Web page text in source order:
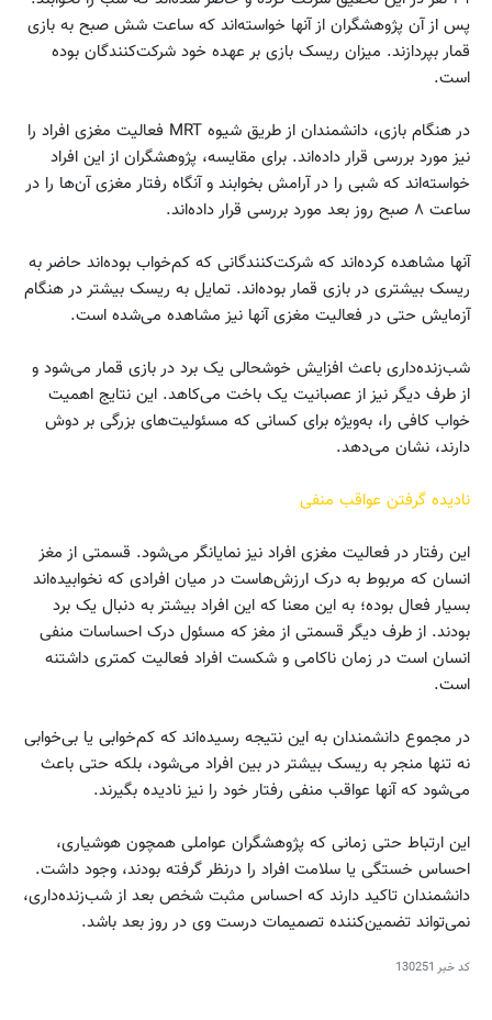
پس از آن پژوهشگران از آنها خواسته‌اند که ساعت شش صبح به بازی
قمار بپردازند. میزان ریسک بازی بر عهده‌ خود شرکت‌کنندگان بوده
است.
در هنگام بازی، دانشمندان از طریق شیوه‌ MRT فعالیت مغزی افراد را
نیز مورد بررسی قرار داد‌ه‌اند. برای مقایسه، پژوهشگران از این افراد
خواسته‌اند که شبی را در آرامش بخوابند و آنگاه رفتار مغزی آن‌ها را در
ساعت ۸ صبح روز بعد مورد بررسی قرار داد‌ه‌اند.
آنها مشاهده کرده‌اند که شرکت‌کنندگانی که کم‌خواب بوده‌‌اند حاضر به
ریسک بیشتری در بازی قمار بوده‌اند. تمایل به ریسک بیشتر در هنگام
آزمایش حتی در فعالیت مغزی آنها نیز مشاهده می‌شده است.
شب‌زنده‌داری باعث افزایش خوشحالی یک برد در بازی قمار می‌شود و
از طرف دیگر نیز از عصبانیت یک باخت می‌کاهد. این نتایج اهمیت
خواب کافی را، به‌ویژه برای کسانی که مسئولیت‌های بزرگی بر دوش
دارند، نشان می‌دهد.
نادیده گرفتن عواقب منفی
این رفتار در فعالیت مغزی افراد نیز نمایانگر می‌شود. قسمتی از مغز
انسان که مربوط به درک ارزش‌هاست در میان افرادی که نخوابیده‌اند
بسیار فعال بوده؛ به این معنا که این افراد بیشتر به دنبال یک برد
بودند. از طرف دیگر قسمتی از مغز که مسئول درک احساسات منفی
انسان است در زمان ناکامی و شکست افراد فعالیت کمتری داشتنه
است.
در مجموع دانشمندان به این نتیجه رسیده‌اند که کم‌خوابی یا بی‌خوابی
نه تنها منجر به ریسک بیشتر در بین افراد می‌شود، بلکه حتی باعث
می‌شود که آنها عواقب منفی رفتار خود را نیز نادیده بگیرند.
این ارتباط حتی زمانی که پژوهشگران عواملی همچون هوشیاری،
احساس خستگی یا سلامت افراد را درنظر گرفته بودند، وجود داشت.
دانشمندان تاکید دارند که احساس مثبت شخص بعد از شب‌زنده‌داری،
نمی‌تواند تضمین‌کننده‌ تصمیمات درست وی در روز بعد باشد.
کد خبر 130251